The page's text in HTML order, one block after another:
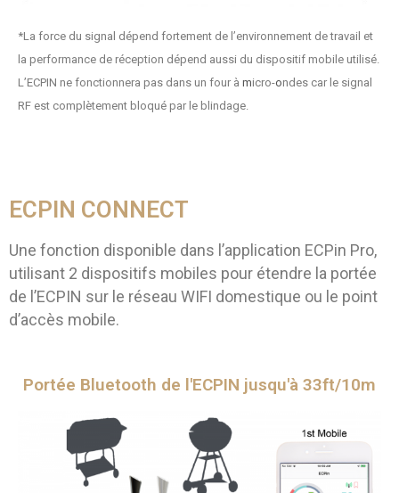
*La force du signal dépend fortement de l’environnement de travail et
la performance de réception dépend aussi du dispositif mobile utilisé.
L’ECPIN ne fonctionnera pas dans un four à micro-ondes car le signal
RF est complètement bloqué par le blindage.
ECPIN CONNECT
Une fonction disponible dans l’application ECPin Pro,
utilisant 2 dispositifs mobiles pour étendre la portée
de l’ECPIN sur le réseau WIFI domestique ou le point
d’accès mobile.
Portée Bluetooth de l'ECPIN jusqu'à 33ft/10m